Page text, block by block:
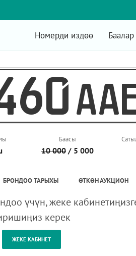
Номерди издөө Баалар
Баасы
10 000 / 5 000
БРОНДОО ТАРЫХЫ ӨТКӨН АУКЦИОН
үчүн, жеке
керек